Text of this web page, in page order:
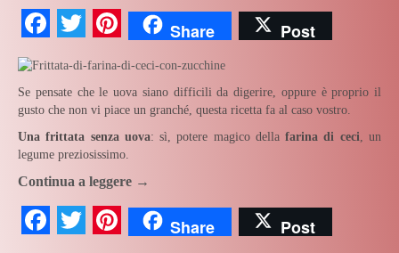
Facebook
TwitterPinterest
Share Post
Se pensate che le uova siano difficili da digerire, oppure è proprio il
gusto che non vi piace un granché, questa ricetta fa al caso vostro.
Una frittata senza uova: sì, potere magico dellafarina di ceci , un
legume preziosissimo.
Continua a leggere →
Facebook
TwitterPinterest
Share Post